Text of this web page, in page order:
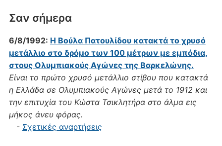
Σαν σήμερα
6/8/1992: Η Βούλα Πατουλίδου κατακτά το χρυσό
μετάλλιο στο δρόμο των 100 μέτρων με εμπόδια,
στους Ολυμπιακούς Αγώνες της Βαρκελώνης.
Είναι το πρώτο χρυσό μετάλλιο στίβου που κατακτά
η Ελλάδα σε Ολυμπιακούς Αγώνες μετά το 1912 και
την επιτυχία του Κώστα Τσικλητήρα στο άλμα εις
μήκος άνευ φόρας.
- Σχετικές αναρτήσεις